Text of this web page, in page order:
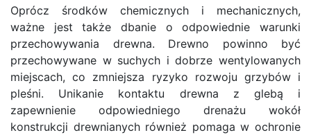
Oprócz środków chemicznych i mechanicznych,
ważne jest także dbanie o odpowiednie warunki
przechowywania drewna. Drewno powinno być
przechowywane w suchych i dobrze wentylowanych
miejscach, co zmniejsza ryzyko rozwoju grzybów i
pleśni. Unikanie kontaktu drewna z glebą i
zapewnienie odpowiedniego drenażu wokół
konstrukcji drewnianych również pomaga w ochronie